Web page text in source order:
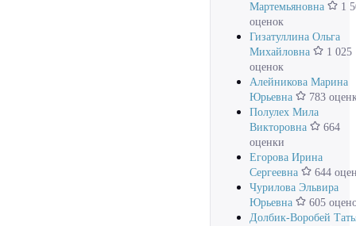
Мартемьяновна
1
оценок
Гизатуллина Ольга
Михайловна
1 025
оценок
Алейникова Марина
Юрьевна
783
Полулех Мила
Викторовна
664
оценки
Егорова Ирина
Сергеевна
644
Чурилова Эльвира
Юрьевна
605
Долбик-Воробей